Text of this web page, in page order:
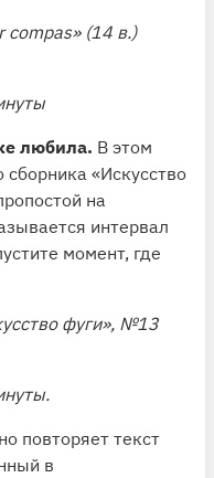
compas» (14 в.)
любила. В этом
«Искусство
на
интервал
момент, где
фуги», №13
повторяет текст
в